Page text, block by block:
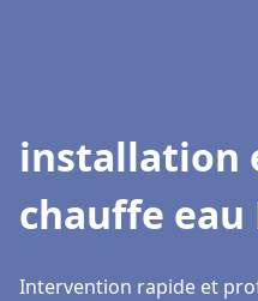
installation
chauffe eau
Intervention rapide et